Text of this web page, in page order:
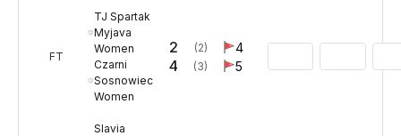
FT
TJ Spartak
Myjava
Women
Czarni
Sosnowiec
Women
2
4
(2)
(3)
4
5
Slavia